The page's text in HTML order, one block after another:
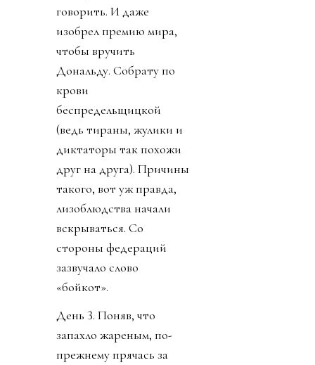
говорить. И даже
изобрел премию мира,
чтобы вручить
Дональду. Собрату по
крови
беспредельщицкой
(ведь тираны, жулики и
диктаторы так похожи
друг на друга). Причины
такого, вот уж правда,
лизоблюдства начали
вскрываться. Со
стороны федераций
зазвучало слово
«бойкот».
День 3. Поняв, что
запахло жареным, по-
прежнему прячась за